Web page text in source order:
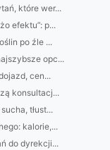
które wer...
efektu”: p...
po źle ...
opc...
cen...
konsultacj...
tłust...
kalorie,...
do dyrekcji...